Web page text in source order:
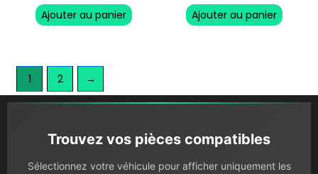
Ajouter au panier
Ajouter au panier
1 2 →
Trouvez vos pièces compatibles
Sélectionnez votre véhicule pour afficher uniquement les